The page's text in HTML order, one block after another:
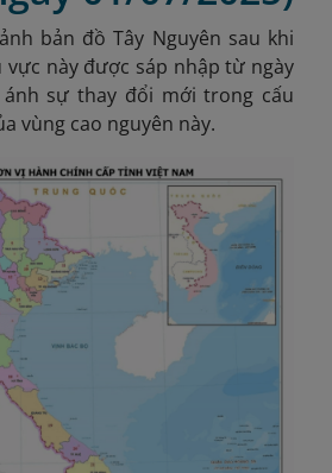
bản đồ Tây Nguyên sau khi
này được sáp nhập từ ngày
ánh sự thay đổi mới trong cấu
vùng cao nguyên này.